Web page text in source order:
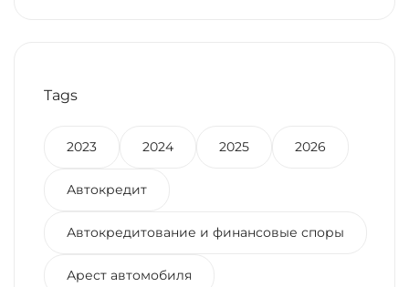
Tags
2023 2024 2025 2026
Автокредит
Автокредитование и финансовые споры
Арест автомобиля